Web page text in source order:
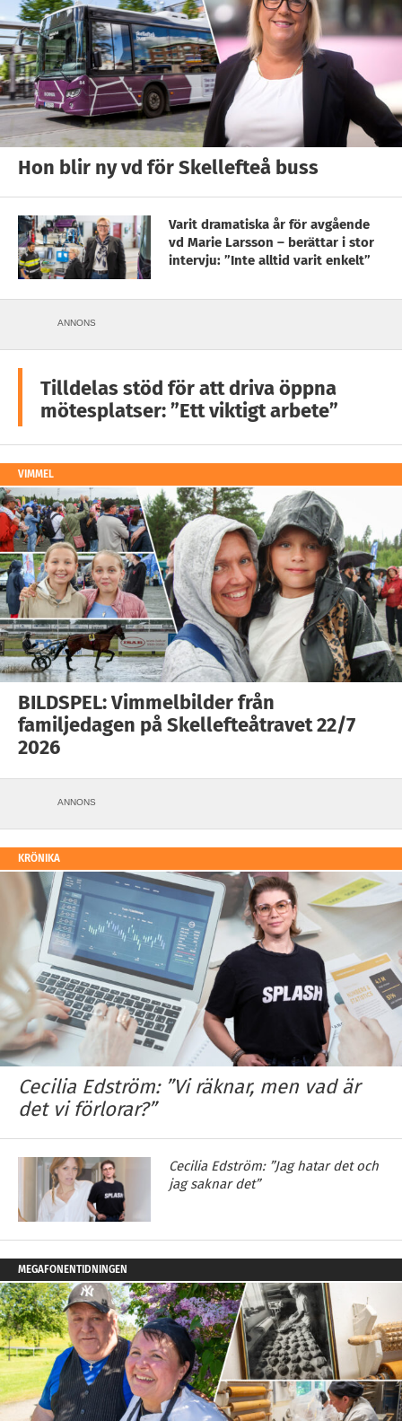
Hon blir ny vd för Skellefteå buss
Varit dramatiska år för avgående
vd Marie Larsson – berättar i stor
intervju: ”Inte alltid varit enkelt”
ANNONS
Tilldelas stöd för att driva öppna
mötesplatser: ”Ett viktigt arbete”
VIMMEL
BILDSPEL: Vimmelbilder från
familjedagen på Skellefteåtravet 22/7
2026
ANNONS
KRÖNIKA
Cecilia Edström: ”Vi räknar, men vad är
det vi förlorar?”
Cecilia Edström: ”Jag hatar det och
jag saknar det”
MEGAFONENTIDNINGEN